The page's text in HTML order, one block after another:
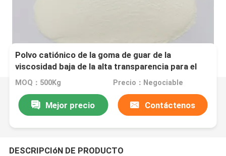
Polvo catiónico de la goma de guar de la
viscosidad baja de la alta transparencia para el
champú
MOQ：500Kg Precio：Negociable
Mejor precio Contáctenos
DESCRIPCIóN DE PRODUCTO